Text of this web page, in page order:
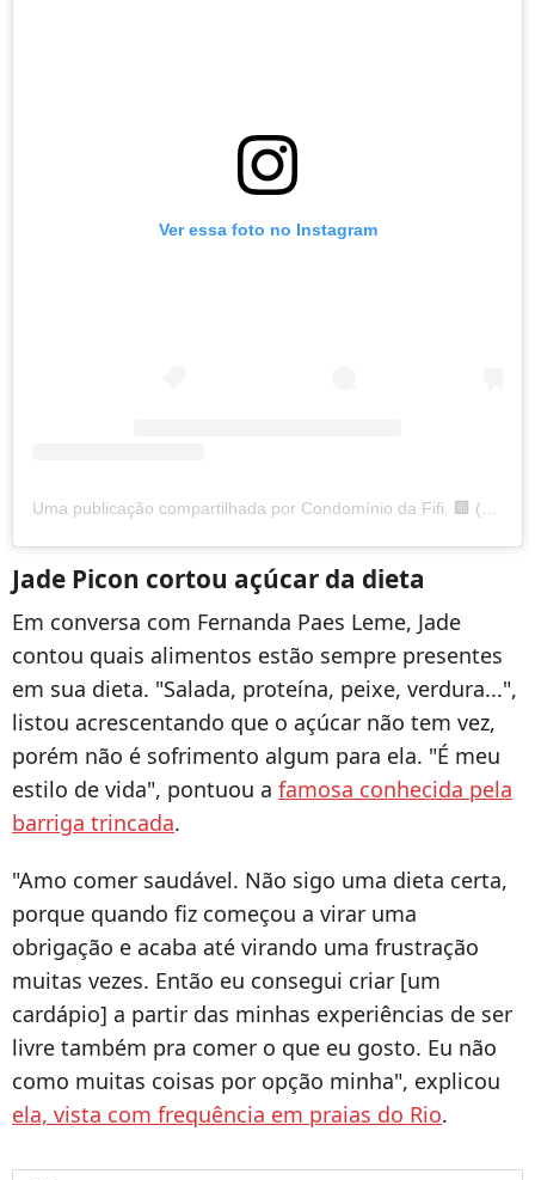
Ver essa foto no Instagram
Jade Picon cortou açúcar da dieta
Em conversa com Fernanda Paes Leme, Jade
contou quais alimentos estão sempre presentes
em sua dieta. "Salada, proteína, peixe, verdura...",
listou acrescentando que o açúcar não tem vez,
porém não é sofrimento algum para ela. "É meu
estilo de vida", pontuou a famosa conhecida pela
barriga trincada.
"Amo comer saudável. Não sigo uma dieta certa,
porque quando fiz começou a virar uma
obrigação e acaba até virando uma frustração
muitas vezes. Então eu consegui criar [um
cardápio] a partir das minhas experiências de ser
livre também pra comer o que eu gosto. Eu não
como muitas coisas por opção minha", explicou
ela, vista com frequência em praias do Rio.